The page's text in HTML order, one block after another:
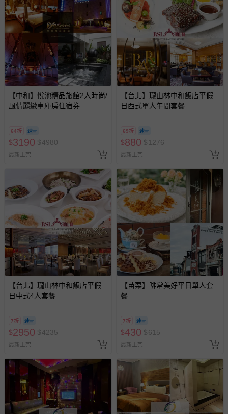
【中和】悅池精品旅館2人時尚/
風情麗緻車庫房住宿券
64折
$3190 $4980
最新上架
【台北】瓏山林中和飯店平假
日西式單人午間套餐
69折
$880 $1276
最新上架
【台北】瓏山林中和飯店平假
日中式4人套餐
7折
$2950 $4235
最新上架
【苗栗】啡常美好平日單人套
餐
7折
$430 $615
最新上架